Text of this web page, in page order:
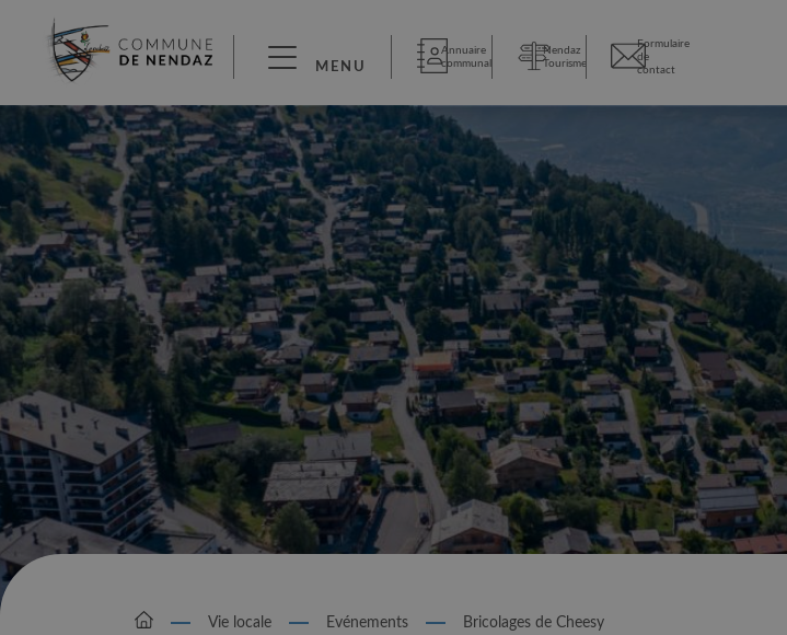
MENU
Annuaire
communal
Nendaz
Tourisme
Formulaire
de
contact
Vie locale Evénements Bricolages de Cheesy